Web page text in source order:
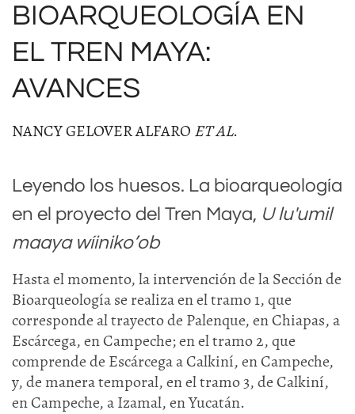
BIOARQUEOLOGÍA EN
EL TREN MAYA:
AVANCES
NANCY GELOVER ALFARO ET AL.
Leyendo los huesos. La bioarqueología
en el proyecto del Tren Maya, U lu'umil
maaya wíiniko’ob
Hasta el momento, la intervención de la Sección de
Bioarqueología se realiza en el tramo 1, que
corresponde al trayecto de Palenque, en Chiapas, a
Escárcega, en Campeche; en el tramo 2, que
comprende de Escárcega a Calkiní, en Campeche,
y, de manera temporal, en el tramo 3, de Calkiní,
en Campeche, a Izamal, en Yucatán.